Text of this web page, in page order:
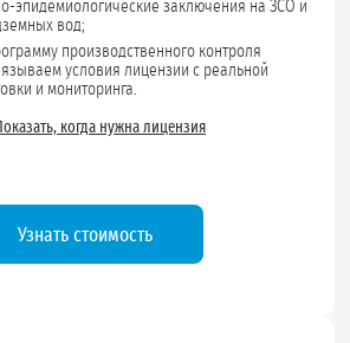
эпидемиологические заключения на ЗСО и
вод;
производственного контроля
условия лицензии с реальной
и мониторинга.
Показать, когда нужна лицензия
Узнать стоимость